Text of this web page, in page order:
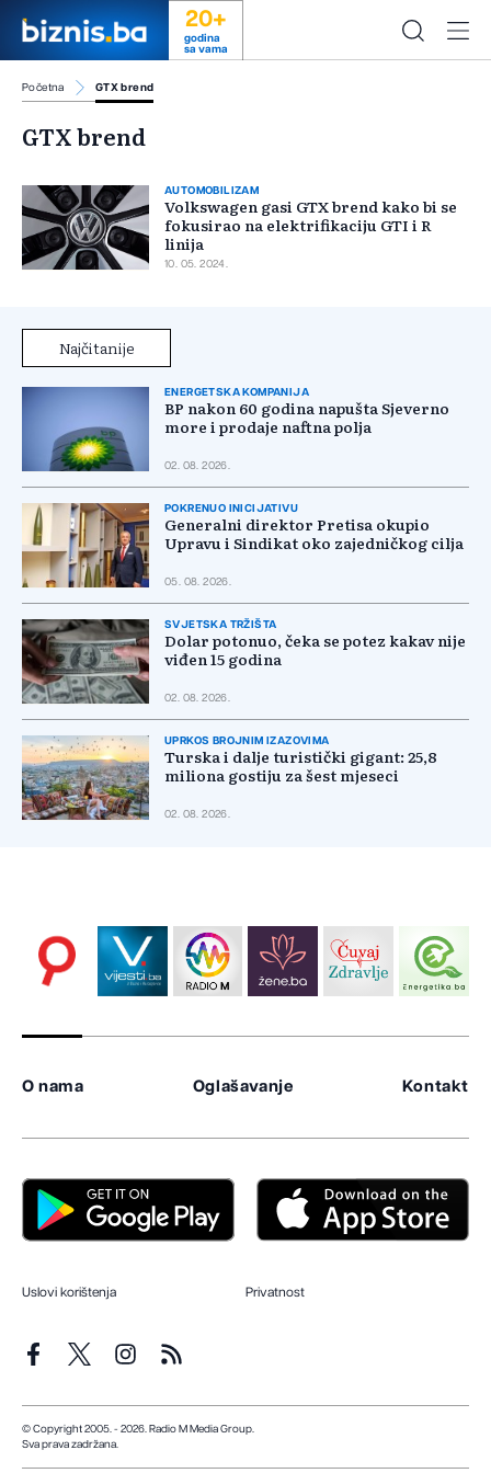
20+
godina
sa vama
Početna GTX brend
GTX brend
AUTOMOBILIZAM
Volkswagen gasi GTX brend kako bi se
fokusirao na elektrifikaciju GTI i R
linija
10. 05. 2024.
Najčitanije
ENERGETSKA KOMPANIJA
BP nakon 60 godina napušta Sjeverno
more i prodaje naftna polja
02. 08. 2026.
POKRENUO INICIJATIVU
Generalni direktor Pretisa okupio
Upravu i Sindikat oko zajedničkog cilja
05. 08. 2026.
SVJETSKA TRŽIŠTA
Dolar potonuo, čeka se potez kakav nije
viđen 15 godina
02. 08. 2026.
UPRKOS BROJNIM IZAZOVIMA
Turska i dalje turistički gigant: 25,8
miliona gostiju za šest mjeseci
02. 08. 2026.
O nama Oglašavanje Kontakt
Uslovi korištenja Privatnost
© Copyright 2005. - 2026. Radio M Media Group.
Sva prava zadržana.